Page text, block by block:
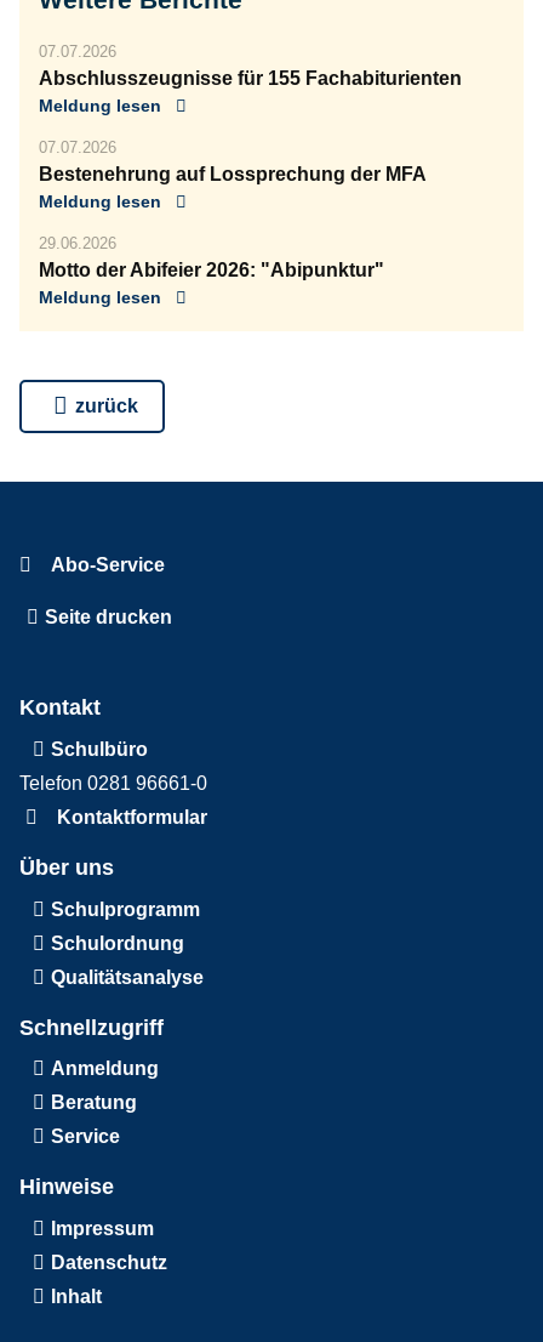
07.07.2026
Abschlusszeugnisse für 155 Fachabiturienten
Meldung lesen
07.07.2026
Bestenehrung auf Lossprechung der MFA
Meldung lesen
29.06.2026
Motto der Abifeier 2026: "Abipunktur"
Meldung lesen
zurück
Abo-Service
Seite drucken
Kontakt
Schulbüro
Telefon 0281 96661-0
Kontaktformular
Über uns
Schulprogramm
Schulordnung
Qualitätsanalyse
Schnellzugriff
Anmeldung
Beratung
Service
Hinweise
Impressum
Datenschutz
Inhalt